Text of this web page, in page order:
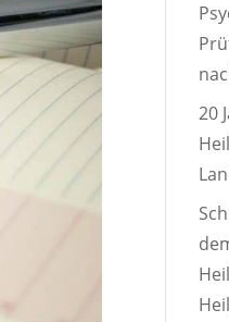
20